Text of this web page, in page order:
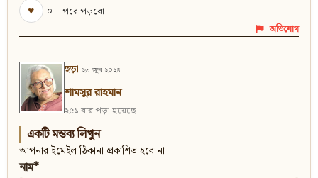
♥
০ পরে পড়বো
অভিযোগ
ছড়া ২৩ জুন ২০২৪
শামসুর রাহমান
২৫১ বার পড়া হয়েছে
একটি মন্তব্য লিখুন
আপনার ইমেইল ঠিকানা প্রকাশিত হবে না।
নাম*